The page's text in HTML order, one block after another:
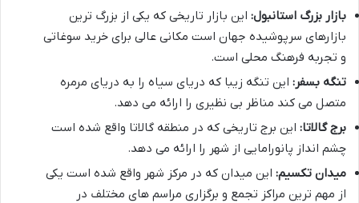
بازار بزرگ استانبول: این بازار تاریخی که یکی از بزرگ ترین
بازارهای سرپوشیده جهان است مکانی عالی برای خرید سوغاتی
و تجربه فرهنگ محلی است.
تنگه بسفر: این تنگه زیبا که دریای سیاه را به دریای مرمره
متصل می کند مناظر بی نظیری را ارائه می دهد.
برج گالاتا: این برج تاریخی که در منطقه گالاتا واقع شده است
چشم انداز پانورامایی از شهر را ارائه می دهد.
میدان تکسیم: این میدان که در مرکز شهر واقع شده است یکی
از مهم ترین مراکز تجمع و برگزاری مراسم های مختلف در